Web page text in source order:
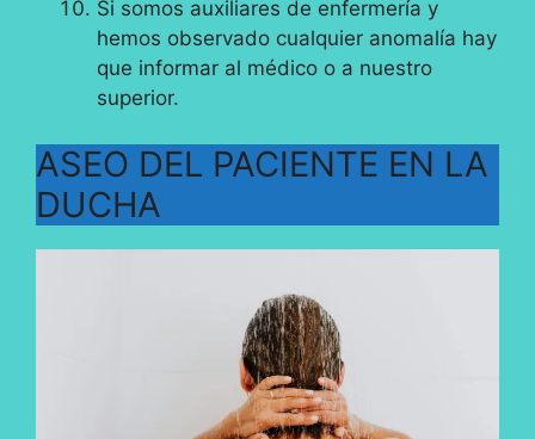
Si somos auxiliares de enfermería y
hemos observado cualquier anomalía hay
que informar al médico o a nuestro
superior.
ASEO DEL PACIENTE EN LA
DUCHA